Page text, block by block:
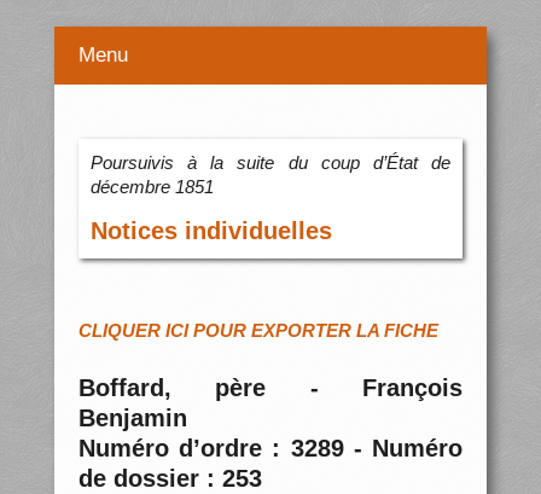
Menu
Poursuivis à la suite du coup d’État de
décembre 1851
Notices individuelles
CLIQUER ICI POUR EXPORTER LA FICHE
Boffard, père - François
Benjamin
Numéro d’ordre : 3289 - Numéro
de dossier : 253